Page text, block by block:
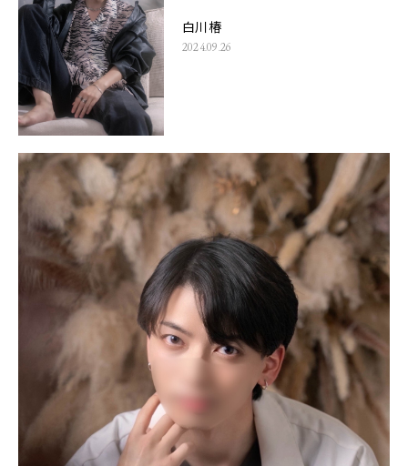
白川椿
2024.09.26